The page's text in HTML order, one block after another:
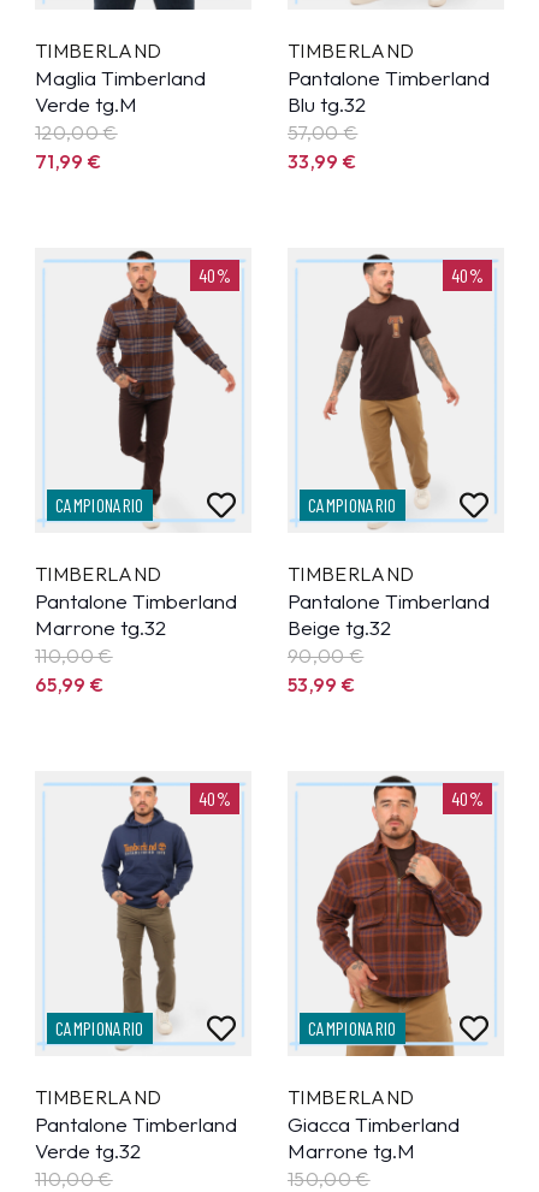
TIMBERLAND
Maglia Timberland
Verde tg.M
120,00 €
71,99€
TIMBERLAND
Pantalone Timberland
Blu tg.32
57,00 €
33,99€
40%
CAMPIONARIO
TIMBERLAND
Pantalone Timberland
Marrone tg.32
110,00 €
65,99€
40%
CAMPIONARIO
TIMBERLAND
Pantalone Timberland
Beige tg.32
90,00 €
53,99€
40%
CAMPIONARIO
TIMBERLAND
Pantalone Timberland
Verde tg.32
110,00 €
40%
CAMPIONARIO
TIMBERLAND
Giacca Timberland
Marrone tg.M
150,00 €